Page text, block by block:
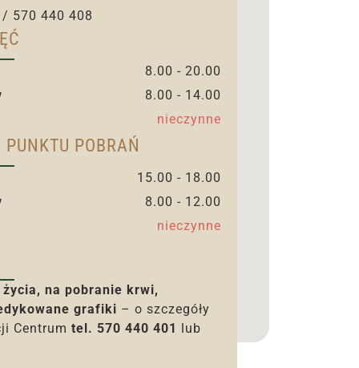
570 440 408
8.00 - 20.00
8.00 - 14.00
nieczynne
POBRAŃ
15.00 - 18.00
8.00 - 12.00
nieczynne
na pobranie krwi,
grafiki – o szczegóły
Centrum tel. 570 440 401 lub